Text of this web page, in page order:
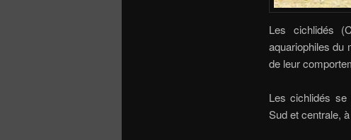
Les cichlidés
aquariophiles du
de leur
Les cichlidés se
Sud et centrale,